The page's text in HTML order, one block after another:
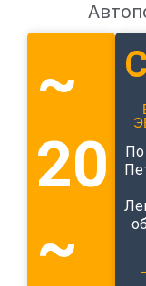
~
20
~